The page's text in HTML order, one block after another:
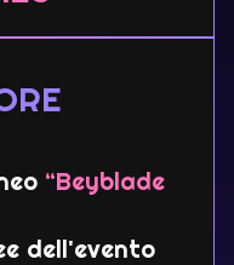
“Beyblade
dell'evento